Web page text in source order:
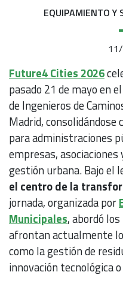
EQUIPAMIENTO Y
Future4 Cities 2026
pasado 21 de mayo en
de Ingenieros de
Madrid,
para administraciones
empresas,
gestión urbana. Bajo el
el centro de la
jornada, organizada por
Municipales, abordó
afrontan actualmente
como la gestión de
innovación tecnológica